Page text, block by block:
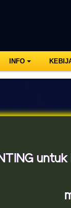
INFO